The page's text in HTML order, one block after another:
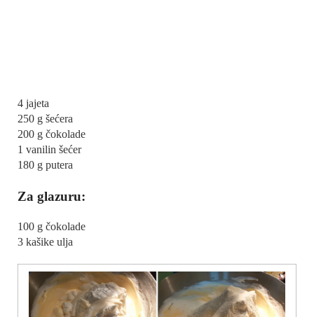
4 jajeta
250 g šećera
200 g čokolade
1 vanilin šećer
180 g putera
Za glazuru:
100 g čokolade
3 kašike ulja